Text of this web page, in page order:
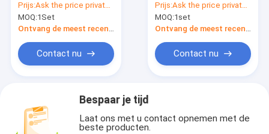
Micro-
Hardheidsmeetapparaat
hvs-1000Z van
Prijs:Ask the price privately
MOQ:1Set
Ontvang de meest recente Prijs
Contact nu
het Handtorentje
Hardheidsmeetapparaat
500gf van Vickers
Prijs:Ask the price privately
MOQ:1set
Ontvang de meest recente Prijs
Contact nu
Bespaar je tijd
Laat ons met u contact opnemen met de
beste producten.